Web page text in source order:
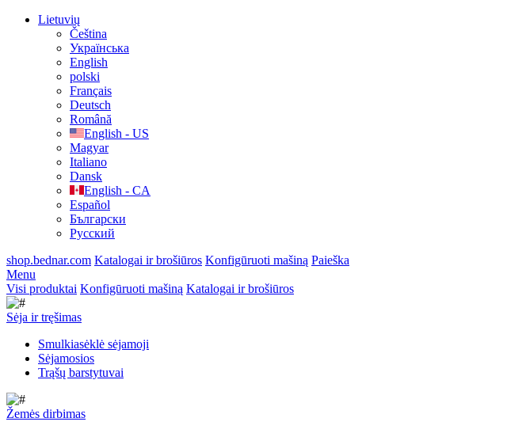
Lietuvių
Čeština
Українська
English
polski
Français
Deutsch
Română
English - US
Magyar
Italiano
Dansk
English - CA
Español
Български
Русский
shop.bednar.com Katalogai ir brošiūros Konfigūruoti mašiną Paieška
Menu
Visi produktai Konfigūruoti mašiną Katalogai ir brošiūros
Sėja ir tręšimas
Smulkiasėklė sėjamoji
Sėjamosios
Trąšų barstytuvai
Žemės dirbimas